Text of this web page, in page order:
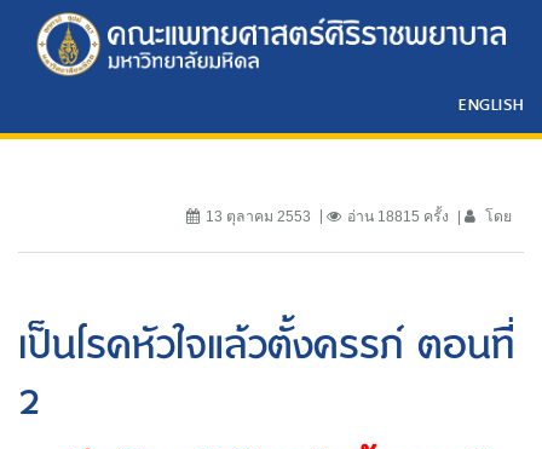
ENGLISH
13 ตุลาคม 2553 อ่าน 18815 ครั้ง โดย
เป็นโรคหัวใจแล้วตั้งครรภ์ ตอนที่
2